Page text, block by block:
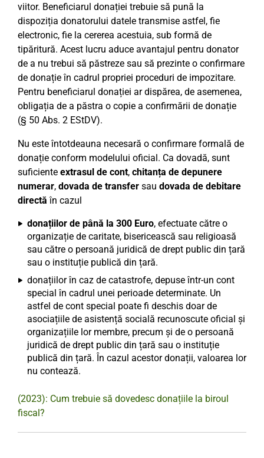
viitor. Beneficiarul donației trebuie să pună la
dispoziția donatorului datele transmise astfel, fie
electronic, fie la cererea acestuia, sub formă de
tipăritură. Acest lucru aduce avantajul pentru donator
de a nu trebui să păstreze sau să prezinte o confirmare
de donație în cadrul propriei proceduri de impozitare.
Pentru beneficiarul donației ar dispărea, de asemenea,
obligația de a păstra o copie a confirmării de donație
(§ 50 Abs. 2 EStDV).
Nu este întotdeauna necesară o confirmare formală de
donație conform modelului oficial. Ca dovadă, sunt
suficiente extrasul de cont, chitanța de depunere
numerar, dovada de transfer sau dovada de debitare
directă în cazul
donațiilor de până la 300 Euro, efectuate către o
organizație de caritate, bisericească sau religioasă
sau către o persoană juridică de drept public din țară
sau o instituție publică din țară.
donațiilor în caz de catastrofe, depuse într-un cont
special în cadrul unei perioade determinate. Un
astfel de cont special poate fi deschis doar de
asociațiile de asistență socială recunoscute oficial și
organizațiile lor membre, precum și de o persoană
juridică de drept public din țară sau o instituție
publică din țară. În cazul acestor donații, valoarea lor
nu contează.
(2023): Cum trebuie să dovedesc donațiile la biroul
fiscal?